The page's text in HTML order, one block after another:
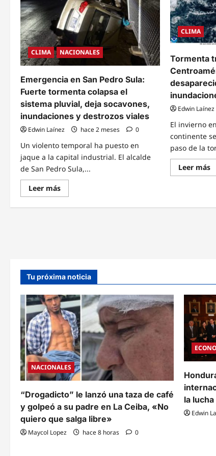
CLIMA NACIONALES
Emergencia en San Pedro Sula:
Fuerte tormenta colapsa el
sistema pluvial, deja socavones,
inundaciones y destrozos viales
Edwin Laínez hace 2 meses 0
Un violento temporal ha puesto en
jaque a la capital industrial. El alcalde
de San Pedro Sula,...
Leer másRead
more
Emergencia
sistema
pluvial,
deja
socavones,
inundaciones
y
destrozos
viales
CLIMA
Tormenta
Edwin Laínez
El invierno
continente
paso de la
Leer más
Tu próxima noticia
NACIONALES
“Drogadicto” le lanzó una taza de café
y golpeó a su padre en La Ceiba, «No
quiero que salga libre»
Maycol Lopez hace 8 horas 0
la
Edwin